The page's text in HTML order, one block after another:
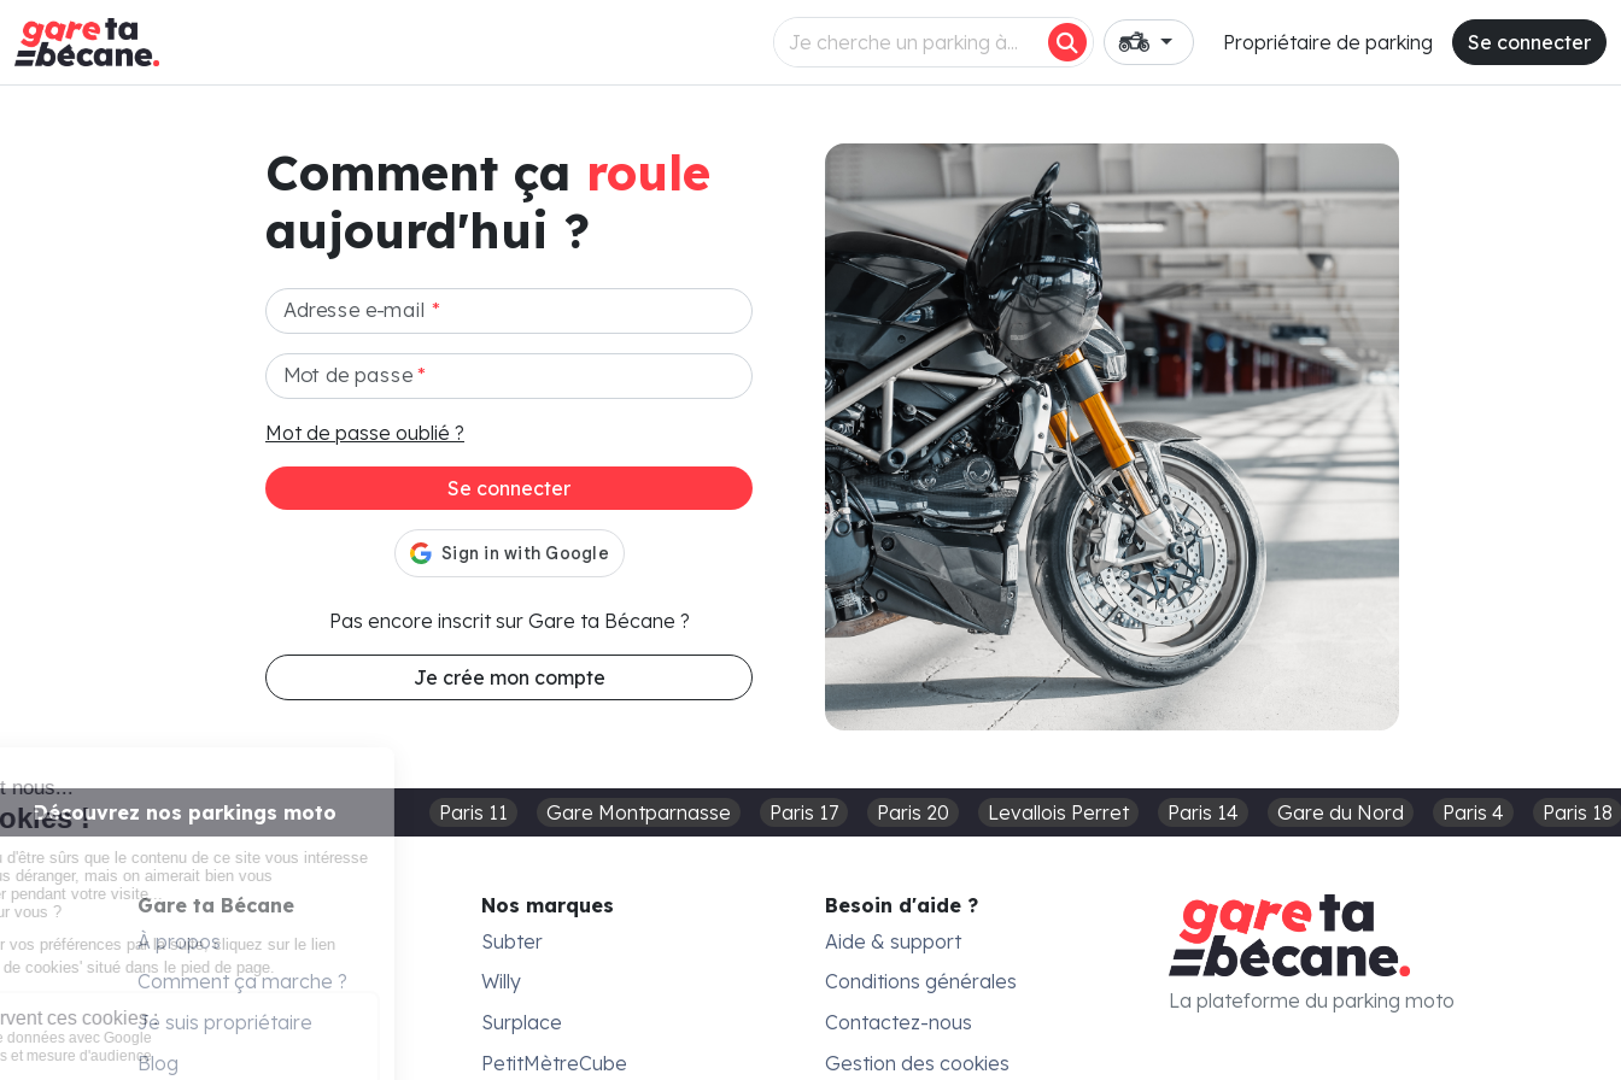
Propriétaire de parking Se connecter
Comment ça roule
aujourd'hui ?
Adresse e-mail *
Mot de passe*
Mot de passe oublié ?
Se connecter
Pas encore inscrit sur Gare ta Bécane ?
Je crée mon compte
Découvrez nos parkings moto Paris 11 Gare Montparnasse Paris 17 Paris 20 Levallois Perret Paris 14 Gare du Nord Paris 4 Paris 18
Gare ta Bécane
À propos
Comment ça marche ?
Je suis propriétaire
Blog
Nos marques
Subter
Willy
Surplace
PetitMètreCube
Besoin d'aide ?
Aide & support
Conditions générales
Contactez-nous
Gestion des cookies
La plateforme du parking moto